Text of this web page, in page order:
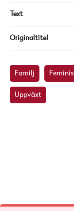
Text
Originaltitel
Familj
Uppväxt